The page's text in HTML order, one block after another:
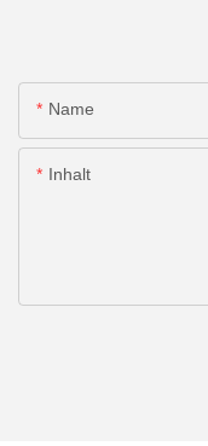
Name
Inhalt